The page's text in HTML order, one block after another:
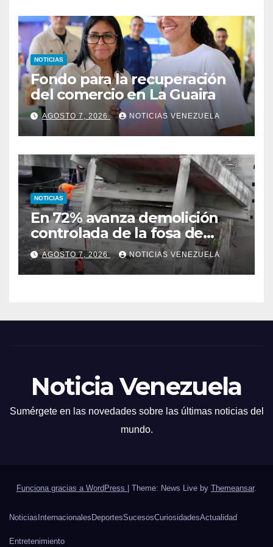
NOTICIAS
Fondo para la recuperación
del comercio en La Guaira
AGOSTO 7, 2026 NOTICIAS VENEZUELA
NOTICIAS
En 72% avanza demolición
controlada de la fosa de
ascensores en la Torre de
David
AGOSTO 7, 2026 NOTICIAS VENEZUELA
Noticia Venezuela
Sumérgete en las novedades sobre las últimas noticias del
mundo.
Funciona gracias a WordPress | Theme: News Live by Themeansar.
Noticias Internacionales DeportesSucesosCuriosidadesActualidad
Entretenimiento